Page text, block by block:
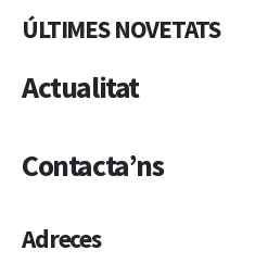
ÚLTIMES NOVETATS
Actualitat
Contacta’ns
Adreces